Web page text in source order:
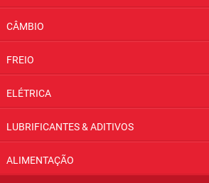
CÂMBIO
FREIO
ELÉTRICA
LUBRIFICANTES & ADITIVOS
ALIMENTAÇÃO